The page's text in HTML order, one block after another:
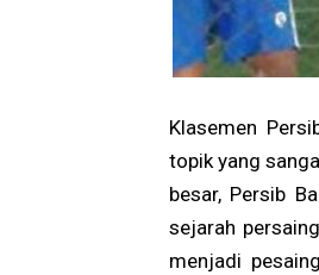
Klasemen
topik yang
besar, Persib
sejarah
menjadi